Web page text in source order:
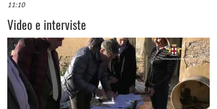
11:10
Video e interviste